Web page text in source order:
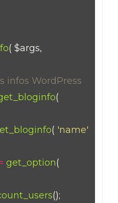
( $args,
infos WordPress
(
( 'name'
get_option(
();